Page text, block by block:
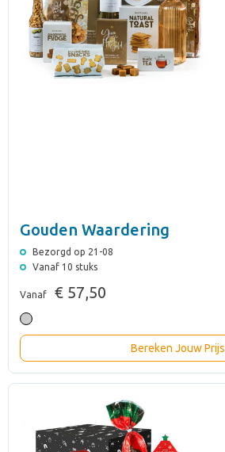
Gouden Waardering
Bezorgd op 21-08
Vanaf 10 stuks
Vanaf € 57,50
Bereken Jouw Prijs